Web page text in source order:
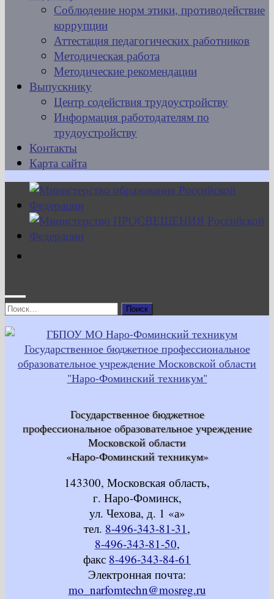
Соблюдение норм этики, противодействие
коррупции
Аттестация педагогических работников
Методическая работа
Методические рекомендации
Выпускнику
Центр содействия трудоустройству
Информация работодателям по
трудоустройству
Контакты
Карта сайта
Найти:
Государственное бюджетное
профессиональное образовательное учреждение
Московской области
«Наро-Фоминский техникум»
143300, Московская область,
г. Наро-Фоминск,
ул. Чехова, д. 1 «а»
тел. 8-496-343-81-31,
8-496-343-81-50,
факс 8-496-343-84-61
Электронная почта:
mo_narfomtechn@mosreg.ru